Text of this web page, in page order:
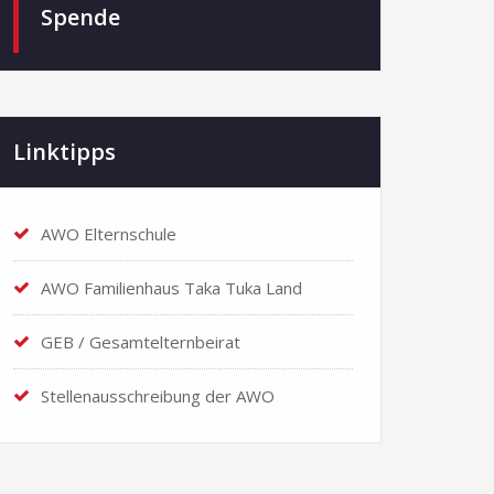
Spende
Linktipps
AWO Elternschule
AWO Familienhaus Taka Tuka Land
GEB / Gesamtelternbeirat
Stellenausschreibung der AWO